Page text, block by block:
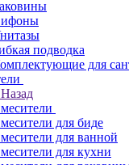
подводка
для
Назад
для биде
для ванной
для кухни